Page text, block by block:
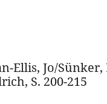
Ellis, Jo/
S. 200-215